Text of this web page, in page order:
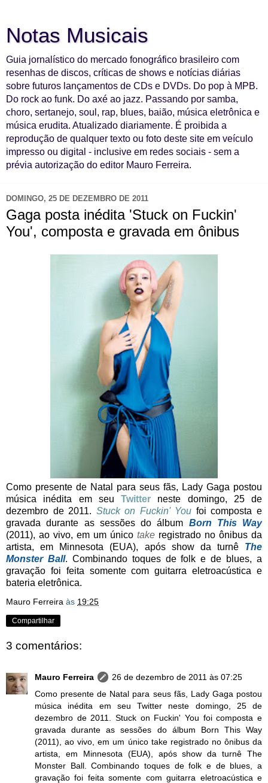
Notas Musicais
Guia jornalístico do mercado fonográfico brasileiro com
resenhas de discos, críticas de shows e notícias diárias
sobre futuros lançamentos de CDs e DVDs. Do pop à MPB.
Do rock ao funk. Do axé ao jazz. Passando por samba,
choro, sertanejo, soul, rap, blues, baião, música eletrônica e
música erudita. Atualizado diariamente. É proibida a
reprodução de qualquer texto ou foto deste site em veículo
impresso ou digital - inclusive em redes sociais - sem a
prévia autorização do editor Mauro Ferreira.
DOMINGO, 25 DE DEZEMBRO DE 2011
Gaga posta inédita 'Stuck on Fuckin'
You', composta e gravada em ônibus
Como presente de Natal para seus fãs, Lady Gaga postou
música inédita em seu Twitter neste domingo, 25 de
dezembro de 2011. Stuck on Fuckin' You foi composta e
gravada durante as sessões do álbum Born This Way
(2011), ao vivo, em um único take registrado no ônibus da
artista, em Minnesota (EUA), após show da turnê The
Monster Ball. Combinando toques de folk e de blues, a
gravação foi feita somente com guitarra eletroacústica e
bateria eletrônica.
Mauro Ferreira às 19:25
Compartilhar
3 comentários:
Mauro Ferreira
26 de dezembro de 2011 às 07:25
Como presente de Natal para seus fãs, Lady Gaga postou
música inédita em seu Twitter neste domingo, 25 de
dezembro de 2011. Stuck on Fuckin' You foi composta e
gravada durante as sessões do álbum Born This Way
(2011), ao vivo, em um único take registrado no ônibus da
artista, em Minnesota (EUA), após show da turnê The
Monster Ball. Combinando toques de folk e de blues, a
gravação foi feita somente com guitarra eletroacústica e